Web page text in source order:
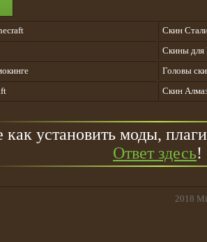
Скин
Скины для
Головы
Скин
как установить моды,
Ответ здесь!
2018